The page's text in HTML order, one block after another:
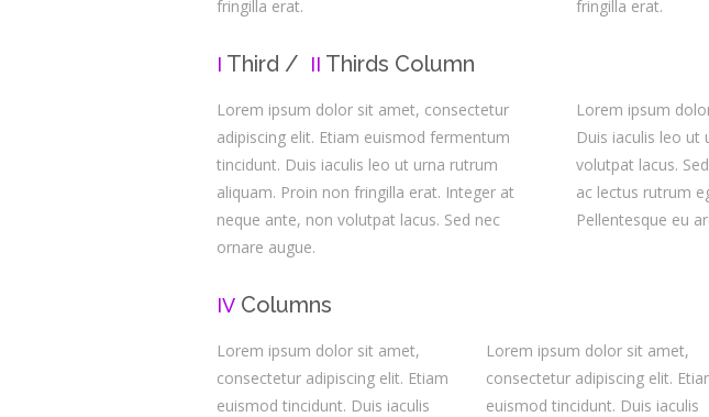
fringilla erat.
fringilla erat.
I Third / II Thirds Column
Lorem ipsum dolor sit amet, consectetur
adipiscing elit. Etiam euismod fermentum
tincidunt. Duis iaculis leo ut urna rutrum
aliquam. Proin non fringilla erat. Integer at
neque ante, non volutpat lacus. Sed nec
ornare augue.
Lorem ipsum
Duis iaculis leo ut
volutpat lacus.
ac lectus rutrum
Pellentesque eu
IV Columns
Lorem ipsum dolor sit amet,
consectetur adipiscing elit. Etiam
euismod tincidunt. Duis iaculis
Lorem ipsum dolor sit amet,
consectetur adipiscing elit.
euismod tincidunt. Duis iaculis